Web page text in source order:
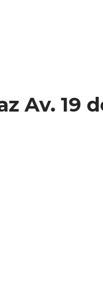
Av. 19